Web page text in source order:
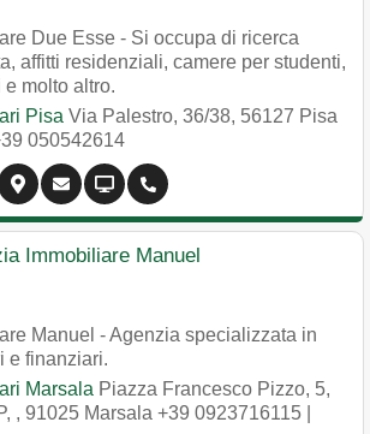
Due Esse - Si occupa di ricerca
affitti residenziali, camere per studenti,
molto altro.
Pisa Via Palestro, 36/38, 56127 Pisa
050542614
Immobiliare Manuel
Manuel - Agenzia specializzata in
e finanziari.
Marsala Piazza Francesco Pizzo, 5,
, 91025 Marsala +39 0923716115